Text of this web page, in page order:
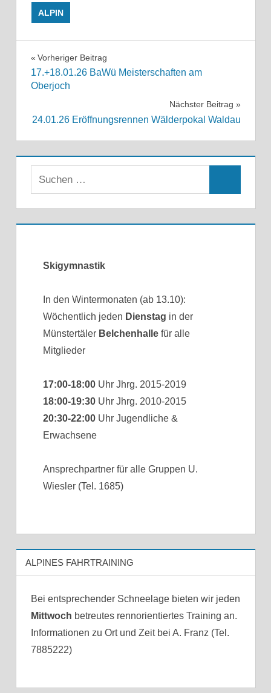
ALPIN
Beitragsnavigation
Vorheriger Beitrag
17.+18.01.26 BaWü Meisterschaften am
Oberjoch
Nächster Beitrag
24.01.26 Eröffnungsrennen Wälderpokal Waldau
Skigymnastik
In den Wintermonaten (ab 13.10):
Wöchentlich jeden Dienstag in der
Münstertäler Belchenhallefür alle
Mitglieder
17:00-18:00Uhr Jhrg. 2015-2019
18:00-19:30Uhr Jhrg. 2010-2015
20:30-22:00Uhr Jugendliche &
Erwachsene
Ansprechpartner für alle Gruppen U.
Wiesler (Tel. 1685)
ALPINES FAHRTRAINING
Bei entsprechender Schneelage bieten wir jeden
Mittwoch betreutes rennorientiertes Training an.
Informationen zu Ort und Zeit bei A. Franz (Tel.
7885222)